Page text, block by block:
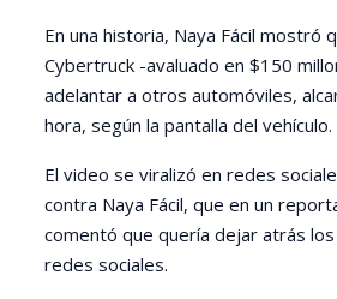
En una historia, Naya Fácil mostró
Cybertruck -avaluado en $150
adelantar a otros automóviles,
hora, según la pantalla del vehículo.
El video se viralizó en redes
contra Naya Fácil, que en un
comentó que quería dejar atrás
redes sociales.